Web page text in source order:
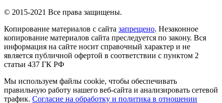
© 2015-2021 Все права защищены.
Копирование материалов с сайта запрещено. Незаконное
копирование материалов сайта преследуется по закону. Вся
информация на сайте носит справочный характер и не
является публичной офертой в соответствии с пунктом 2
статьи 437 ГК РФ
Мы используем файлы cookie, чтобы обеспечивать
правильную работу нашего веб-сайта и анализировать сетевой
трафик. Согласие на обработку и политика в отношении